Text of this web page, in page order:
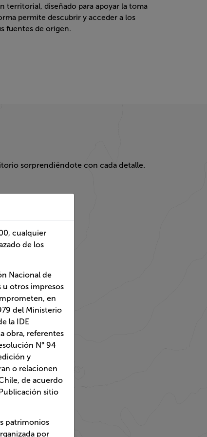
descubrir y acceder a los registros de
de origen.
a
Fronteras y Límites
que se refieran o
de acuerdo con el
esta obra,
N° 94 del 31